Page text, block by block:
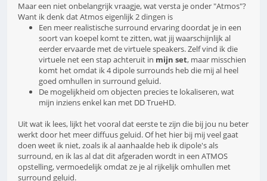
Maar een niet onbelangrijk vraagje, wat versta je onder "Atmos"?
Want ik denk dat Atmos eigenlijk 2 dingen is
Een meer realistische surround ervaring doordat je in een
soort van koepel komt te zitten, wat jij waarschijnlijk al
eerder ervaarde met de virtuele speakers. Zelf vind ik die
virtuele net een stap achteruit in mijn set, maar misschien
komt het omdat ik 4 dipole surrounds heb die mij al heel
goed omhullen in surround geluid.
De mogelijkheid om objecten precies te lokaliseren, wat
mijn inziens enkel kan met DD TrueHD.
Uit wat ik lees, lijkt het vooral dat eerste te zijn die bij jou nu beter
werkt door het meer diffuus geluid. Of het hier bij mij veel gaat
doen weet ik niet, zoals ik al aanhaalde heb ik dipole's als
surround, en ik las al dat dit afgeraden wordt in een ATMOS
opstelling, vermoedelijk omdat ze je al rijkelijk omhullen met
surround geluid.